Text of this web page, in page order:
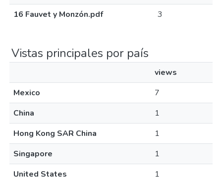
16 Fauvet y Monzón.pdf
3
Vistas principales por país
views
Mexico
7
China
1
Hong Kong SAR China
1
Singapore
1
United States
1